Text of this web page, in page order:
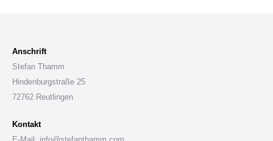
Anschrift
Stefan Thamm
Hindenburgstraße 25
72762 Reutlingen
Kontakt